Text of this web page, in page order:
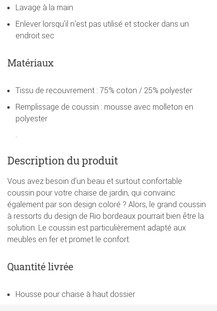
Lavage à la main
Enlever lorsqu'il n'est pas utilisé et stocker dans un
endroit sec
Matériaux
Tissu de recouvrement : 75% coton / 25% polyester
Remplissage de coussin : mousse avec molleton en
polyester
.
Description du produit
Vous avez besoin d'un beau et surtout confortable
coussin pour votre chaise de jardin, qui convainc
également par son design coloré ? Alors, le grand coussin
à ressorts du design de Rio bordeaux pourrait bien être la
solution. Le coussin est particulièrement adapté aux
meubles en fer et promet le confort.
Quantité livrée
Housse pour chaise à haut dossier